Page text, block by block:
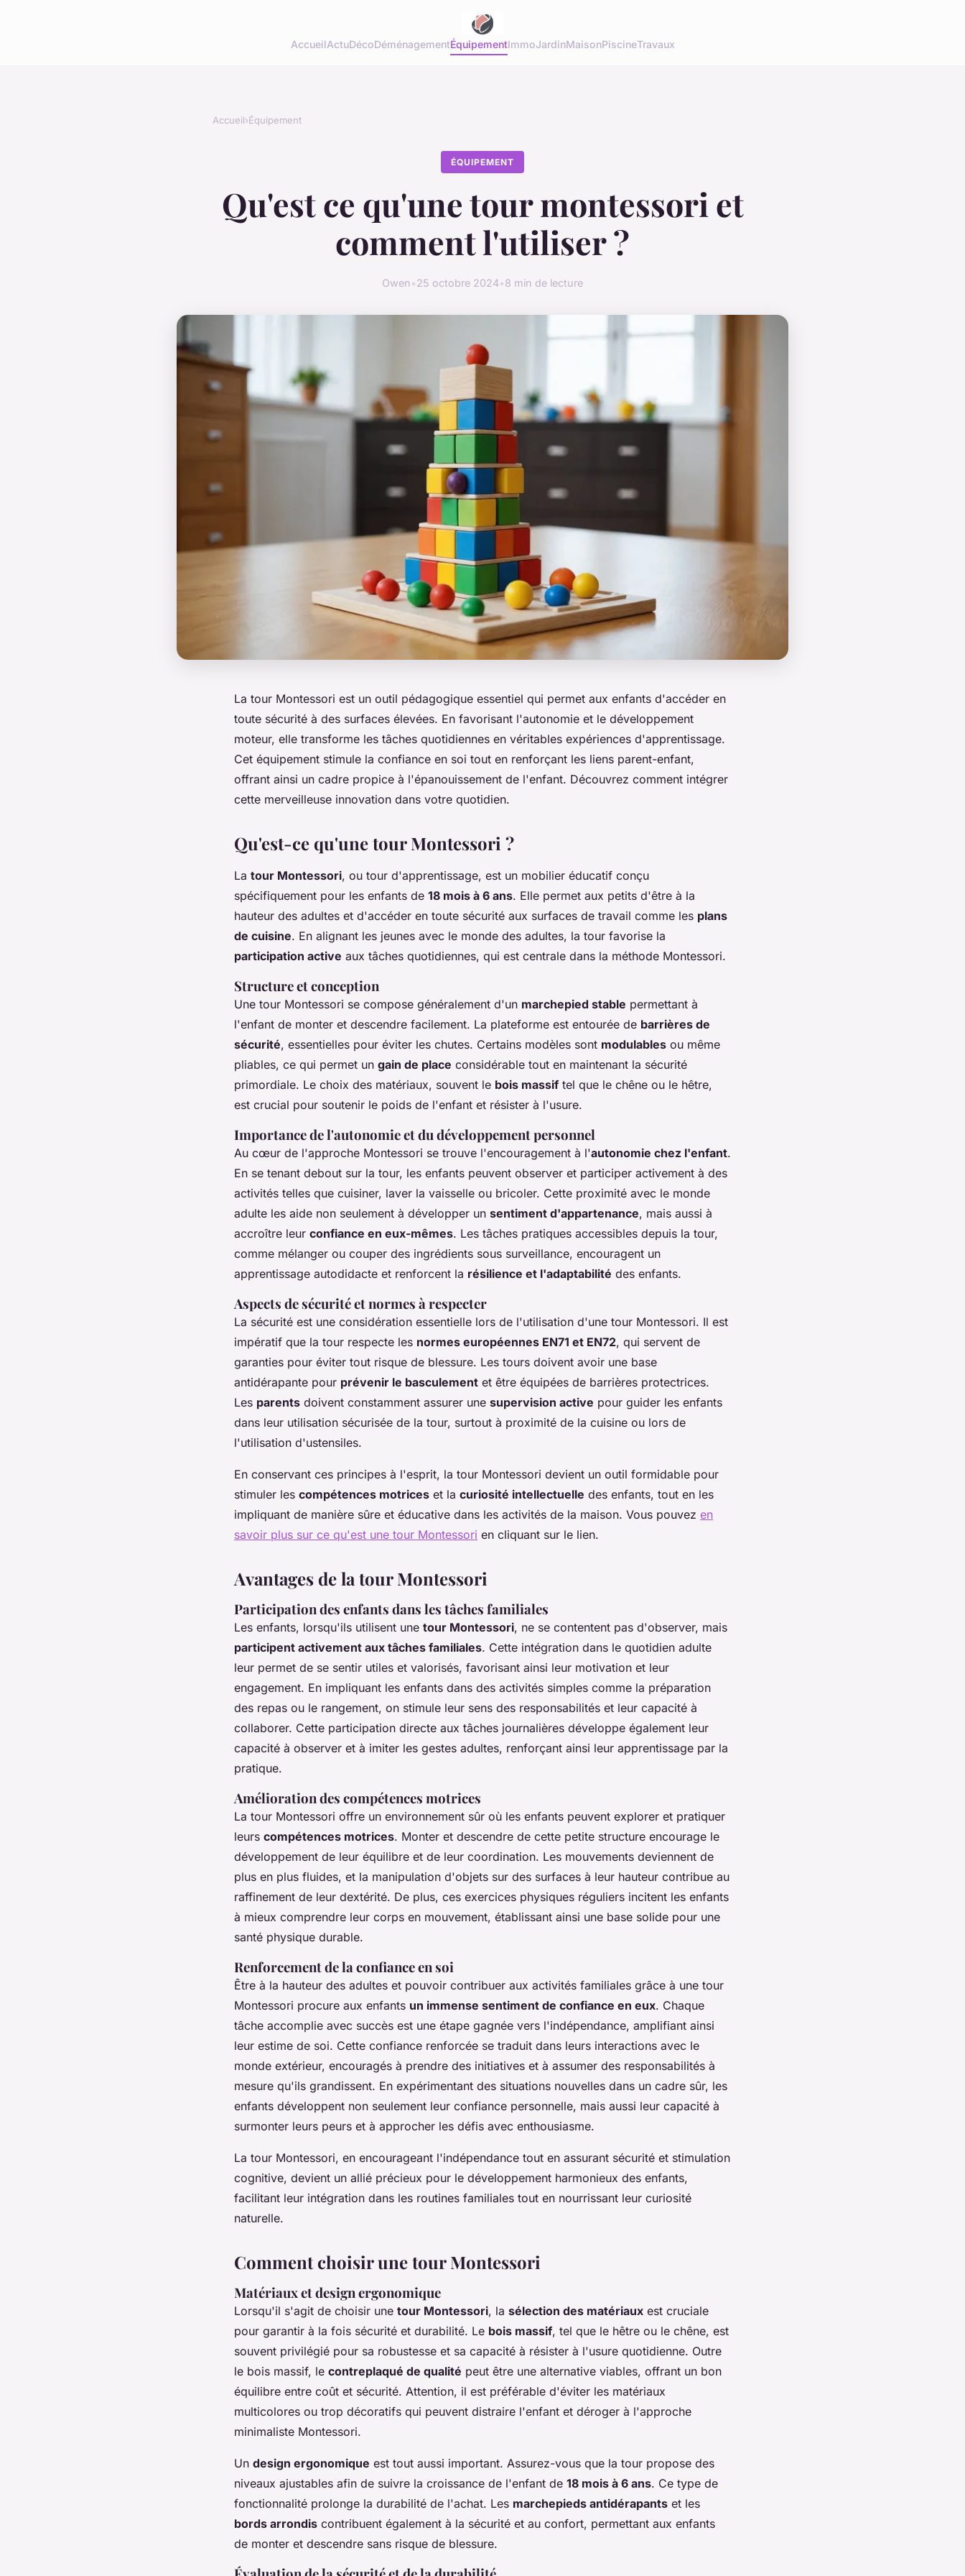
AccueilActuDécoDéménagementÉquipementImmoJardinMaisonPiscineTravaux
Accueil›Équipement
ÉQUIPEMENT
Qu'est ce qu'une tour montessori et
comment l'utiliser ?
Owen•25 octobre 2024•8 min de lecture
La tour Montessori est un outil pédagogique essentiel qui permet aux enfants d'accéder en
toute sécurité à des surfaces élevées. En favorisant l'autonomie et le développement
moteur, elle transforme les tâches quotidiennes en véritables expériences d'apprentissage.
Cet équipement stimule la confiance en soi tout en renforçant les liens parent-enfant,
offrant ainsi un cadre propice à l'épanouissement de l'enfant. Découvrez comment intégrer
cette merveilleuse innovation dans votre quotidien.
Qu'est-ce qu'une tour Montessori ?
La tour Montessori, ou tour d'apprentissage, est un mobilier éducatif conçu
spécifiquement pour les enfants de 18 mois à 6 ans. Elle permet aux petits d'être à la
hauteur des adultes et d'accéder en toute sécurité aux surfaces de travail comme les plans
de cuisine. En alignant les jeunes avec le monde des adultes, la tour favorise la
participation active aux tâches quotidiennes, qui est centrale dans la méthode Montessori.
Structure et conception
Une tour Montessori se compose généralement d'un marchepied stable permettant à
l'enfant de monter et descendre facilement. La plateforme est entourée de barrières de
sécurité, essentielles pour éviter les chutes. Certains modèles sont modulables ou même
pliables, ce qui permet un gain de place considérable tout en maintenant la sécurité
primordiale. Le choix des matériaux, souvent le bois massif tel que le chêne ou le hêtre,
est crucial pour soutenir le poids de l'enfant et résister à l'usure.
Importance de l'autonomie et du développement personnel
Au cœur de l'approche Montessori se trouve l'encouragement à l'autonomie chez l'enfant.
En se tenant debout sur la tour, les enfants peuvent observer et participer activement à des
activités telles que cuisiner, laver la vaisselle ou bricoler. Cette proximité avec le monde
adulte les aide non seulement à développer un sentiment d'appartenance, mais aussi à
accroître leur confiance en eux-mêmes. Les tâches pratiques accessibles depuis la tour,
comme mélanger ou couper des ingrédients sous surveillance, encouragent un
apprentissage autodidacte et renforcent la résilience et l'adaptabilité des enfants.
Aspects de sécurité et normes à respecter
La sécurité est une considération essentielle lors de l'utilisation d'une tour Montessori. Il est
impératif que la tour respecte les normes européennes EN71 et EN72, qui servent de
garanties pour éviter tout risque de blessure. Les tours doivent avoir une base
antidérapante pour prévenir le basculement et être équipées de barrières protectrices.
Les parents doivent constamment assurer une supervision active pour guider les enfants
dans leur utilisation sécurisée de la tour, surtout à proximité de la cuisine ou lors de
l'utilisation d'ustensiles.
En conservant ces principes à l'esprit, la tour Montessori devient un outil formidable pour
stimuler les compétences motrices et la curiosité intellectuelle des enfants, tout en les
impliquant de manière sûre et éducative dans les activités de la maison. Vous pouvez en
savoir plus sur ce qu'est une tour Montessori en cliquant sur le lien.
Avantages de la tour Montessori
Participation des enfants dans les tâches familiales
Les enfants, lorsqu'ils utilisent une tour Montessori, ne se contentent pas d'observer, mais
participent activement aux tâches familiales. Cette intégration dans le quotidien adulte
leur permet de se sentir utiles et valorisés, favorisant ainsi leur motivation et leur
engagement. En impliquant les enfants dans des activités simples comme la préparation
des repas ou le rangement, on stimule leur sens des responsabilités et leur capacité à
collaborer. Cette participation directe aux tâches journalières développe également leur
capacité à observer et à imiter les gestes adultes, renforçant ainsi leur apprentissage par la
pratique.
Amélioration des compétences motrices
La tour Montessori offre un environnement sûr où les enfants peuvent explorer et pratiquer
leurs compétences motrices. Monter et descendre de cette petite structure encourage le
développement de leur équilibre et de leur coordination. Les mouvements deviennent de
plus en plus fluides, et la manipulation d'objets sur des surfaces à leur hauteur contribue au
raffinement de leur dextérité. De plus, ces exercices physiques réguliers incitent les enfants
à mieux comprendre leur corps en mouvement, établissant ainsi une base solide pour une
santé physique durable.
Renforcement de la confiance en soi
Être à la hauteur des adultes et pouvoir contribuer aux activités familiales grâce à une tour
Montessori procure aux enfants un immense sentiment de confiance en eux. Chaque
tâche accomplie avec succès est une étape gagnée vers l'indépendance, amplifiant ainsi
leur estime de soi. Cette confiance renforcée se traduit dans leurs interactions avec le
monde extérieur, encouragés à prendre des initiatives et à assumer des responsabilités à
mesure qu'ils grandissent. En expérimentant des situations nouvelles dans un cadre sûr, les
enfants développent non seulement leur confiance personnelle, mais aussi leur capacité à
surmonter leurs peurs et à approcher les défis avec enthousiasme.
La tour Montessori, en encourageant l'indépendance tout en assurant sécurité et stimulation
cognitive, devient un allié précieux pour le développement harmonieux des enfants,
facilitant leur intégration dans les routines familiales tout en nourrissant leur curiosité
naturelle.
Comment choisir une tour Montessori
Matériaux et design ergonomique
Lorsqu'il s'agit de choisir une tour Montessori, la sélection des matériaux est cruciale
pour garantir à la fois sécurité et durabilité. Le bois massif, tel que le hêtre ou le chêne, est
souvent privilégié pour sa robustesse et sa capacité à résister à l'usure quotidienne. Outre
le bois massif, le contreplaqué de qualité peut être une alternative viables, offrant un bon
équilibre entre coût et sécurité. Attention, il est préférable d'éviter les matériaux
multicolores ou trop décoratifs qui peuvent distraire l'enfant et déroger à l'approche
minimaliste Montessori.
Un design ergonomique est tout aussi important. Assurez-vous que la tour propose des
niveaux ajustables afin de suivre la croissance de l'enfant de 18 mois à 6 ans. Ce type de
fonctionnalité prolonge la durabilité de l'achat. Les marchepieds antidérapants et les
bords arrondis contribuent également à la sécurité et au confort, permettant aux enfants
de monter et descendre sans risque de blessure.